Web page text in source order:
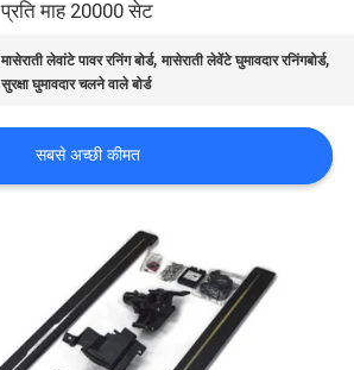
प्रति माह 20000 सेट
मासेराती लेवांटे पावर रनिंग बोर्ड,मासेराती लेवेंटे घुमावदार रनिंगबोर्ड,
सुरक्षा घुमावदार चलने वाले बोर्ड
सबसे अच्छी कीमत